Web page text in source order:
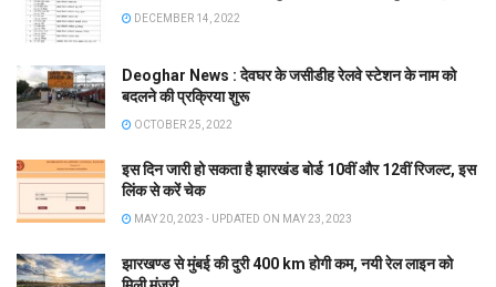
DECEMBER 14, 2022
Deoghar News : देवघर के जसीडीह रेलवे स्टेशन के नाम को
बदलने की प्रक्रिया शुरू
OCTOBER 25, 2022
इस दिन जारी हो सकता है झारखंड बोर्ड 10वीं और 12वीं रिजल्ट, इस
लिंक से करें चेक
MAY 20, 2023 - UPDATED ON MAY 23, 2023
झारखण्ड से मुंबई की दुरी 400 km होगी कम, नयी रेल लाइन को